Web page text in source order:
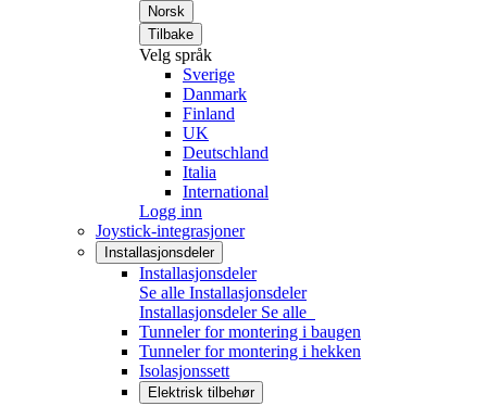
Norsk
Tilbake
Velg språk
Sverige
Danmark
Finland
UK
Deutschland
Italia
International
Logg inn
Joystick-integrasjoner
Installasjonsdeler
Installasjonsdeler
Se alle Installasjonsdeler
Installasjonsdeler Se alle
Tunneler for montering i baugen
Tunneler for montering i hekken
Isolasjonssett
Elektrisk tilbehør